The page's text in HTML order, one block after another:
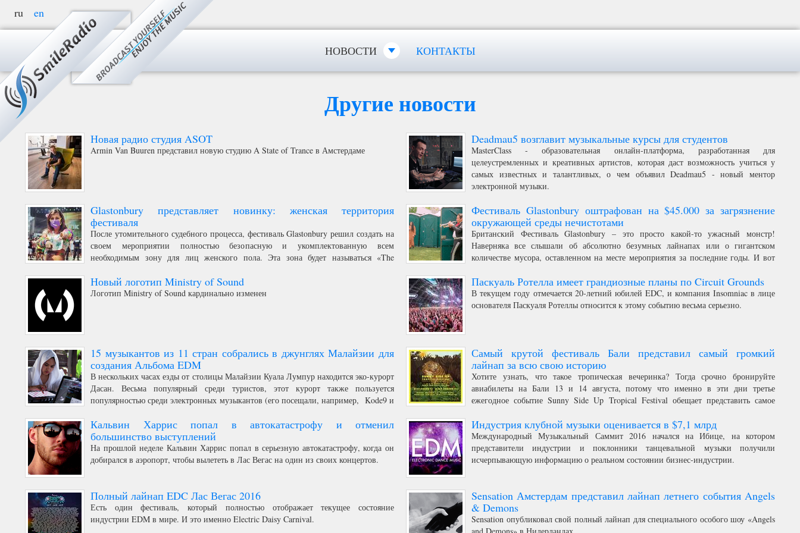
ru en
НОВОСТИ КОНТАКТЫ
Другие новости
Новая радио студия ASOT
Armin Van Buuren представил новую студию A State of Trance в Амстердаме
Deadmau5 возглавит музыкальные курсы для студентов
MasterClass - образовательная онлайн-платформа, разработанная для
целеустремленных и креативных артистов, которая даст возможность учиться у
самых известных и талантливых, о чем объявил Deadmau5 - новый ментор
электронной музыки.
Glastonbury представляет новинку: женская территория
фестиваля
После утомительного судебного процесса, фестиваль Glastonbury решил создать на
своем мероприятии полностью безопасную и укомплектованную всем
необходимым зону для лиц женского пола. Эта зона будет называться «The
исключительно девушки, а также все, кто идентифицирует себя как
«гетеросексуалы, сексуальные меньшинства, трансвеститы или инвалиды».
Фестиваль Glastonbury оштрафован на $45.000 за загрязнение
окружающей среды нечистотами
Британский Фестиваль Glastonbury – это просто какой-то ужасный монстр!
Наверняка все слышали об абсолютно безумных лайнапах или о гигантском
количестве мусора, оставленном на месте мероприятия за последние годы. И вот
слабонервных читателей…
Новый логотип Ministry of Sound
Логотип Ministry of Sound кардинально изменен
Паскуаль Ротелла имеет грандиозные планы по Circuit Grounds
В текущем году отмечается 20-летний юбилей EDC, и компания Insomniac в лице
основателя Паскуаля Ротеллы относится к этому событию весьма серьезно.
15 музыкантов из 11 стран собрались в джунглях Малайзии для
создания Альбома EDM
В нескольких часах езды от столицы Малайзии Куала Лумпур находится эко-курорт
Дасан. Весьма популярный среди туристов, этот курорт также пользуется
популярностью среди электронных музыкантов (его посещали, например, Kode9 и
Самый крутой фестиваль Бали представил самый громкий
лайнап за всю свою историю
Хотите узнать, что такое тропическая вечеринка? Тогда срочно бронируйте
авиабилеты на Бали 13 и 14 августа, потому что именно в эти дни третье
ежегодное событие Sunny Side Up Tropical Festival обещает представить самое
Кальвин Харрис попал в автокатастрофу и отменил
большинство выступлений
На прошлой неделе Кальвин Харрис попал в серьезную автокатастрофу, когда он
добирался в аэропорт, чтобы вылететь в Лас Вегас на один из своих концертов.
Индустрия клубной музыки оценивается в $7,1 млрд
Международный Музыкальный Саммит 2016 начался на Ибице, на котором
представители индустрии и поклонники танцевальной музыки получили
исчерпывающую информацию о реальном состоянии бизнес-индустрии.
Полный лайнап EDC Лас Вегас 2016
Есть один фестиваль, который полностью отображает текущее состояние
индустрии EDM в мире. И это именно Electric Daisy Carnival.
Sensation Амстердам представил лайнап летнего события Angels
& Demons
Sensation опубликовал свой полный лайнап для специального особого шоу «Angels